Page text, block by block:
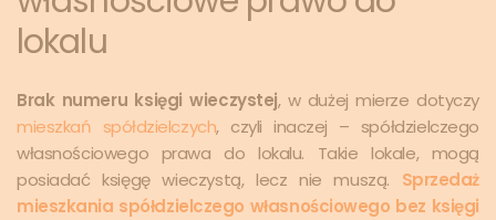
lokalu
Brak numeru księgi wieczystej, w dużej mierze dotyczy
mieszkań spółdzielczych, czyli inaczej – spółdzielczego
własnościowego prawa do lokalu. Takie lokale, mogą
posiadać księgę wieczystą, lecz nie muszą.
Sprzedaż
mieszkania spółdzielczego własnościowego bez księgi